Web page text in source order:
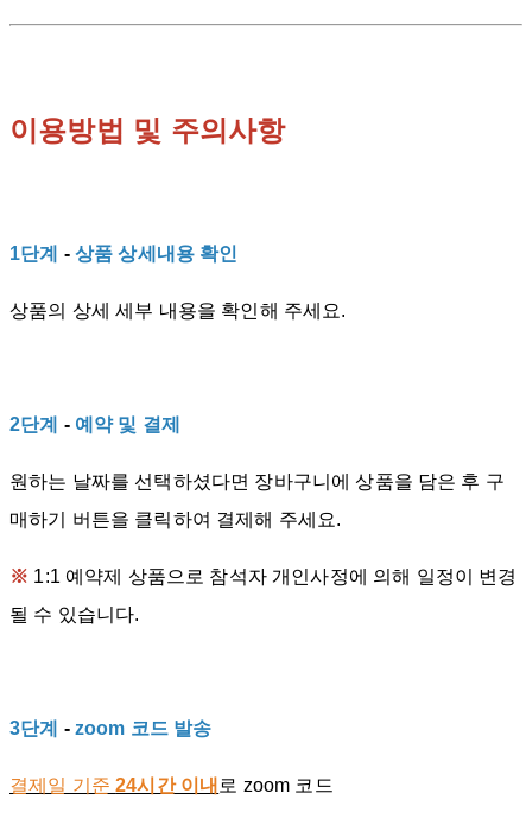
이용방법 및 주의사항
1단계 -상품 상세내용 확인
상품의 상세 세부 내용을 확인해 주세요.
2단계 - 예약 및 결제
원하는 날짜를 선택하셨다면 장바구니에 상품을 담은 후 구
매하기 버튼을 클릭하여 결제해 주세요.
※ 1:1 예약제 상품으로 참석자 개인사정에 의해 일정이 변경
될 수 있습니다.
3단계 - zoom 코드 발송
결제일 기준24시간 이내 로 zoom 코드